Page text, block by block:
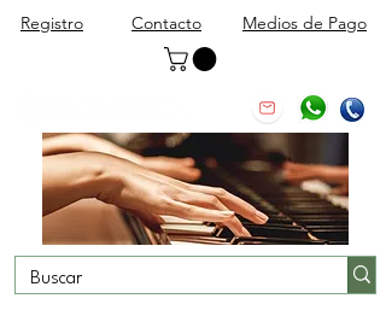
Registro Contacto Medios de Pago